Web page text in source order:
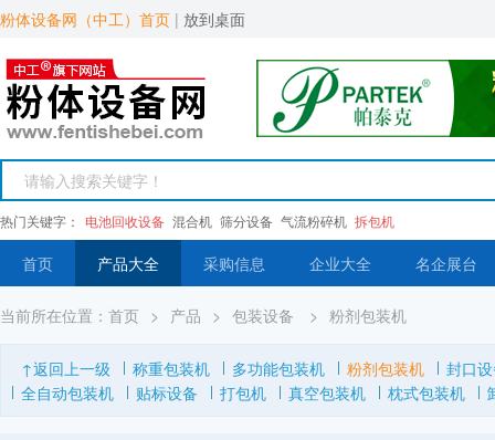
粉体设备网（中工）首页 | 放到桌面
热门关键字： 电池回收设备 混合机 筛分设备 气流粉碎机 拆包机
首页 产品大全 采购信息 企业大全 名企展台
当前所在位置： 首页 > 产品 > 包装设备 > 粉剂包装机
↑返回上一级 称重包装机 多功能包装机 粉剂包装机
封口
全自动包装机
贴标设备 打包机 真空包装机 枕式包装机